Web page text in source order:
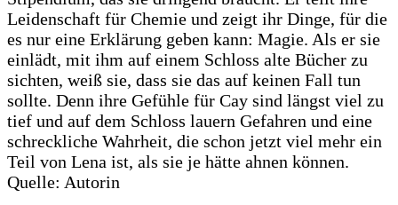
Leidenschaft für Chemie und zeigt ihr Dinge, für die
es nur eine Erklärung geben kann: Magie. Als er sie
einlädt, mit ihm auf einem Schloss alte Bücher zu
sichten, weiß sie, dass sie das auf keinen Fall tun
sollte. Denn ihre Gefühle für Cay sind längst viel zu
tief und auf dem Schloss lauern Gefahren und eine
schreckliche Wahrheit, die schon jetzt viel mehr ein
Teil von Lena ist, als sie je hätte ahnen können.
Quelle: Autorin